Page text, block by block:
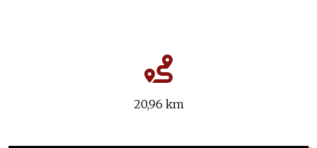
20,96 km